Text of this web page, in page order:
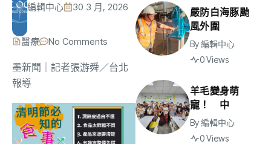
編輯中心 30 3 月, 2026
醫療 No Comments
墨新聞 ｜記者張游舜／台北
報導
嚴防白海豚颱
風外圍
By編輯中心
0 Views
羊毛變身萌
寵！ 中
By編輯中心
0 Views